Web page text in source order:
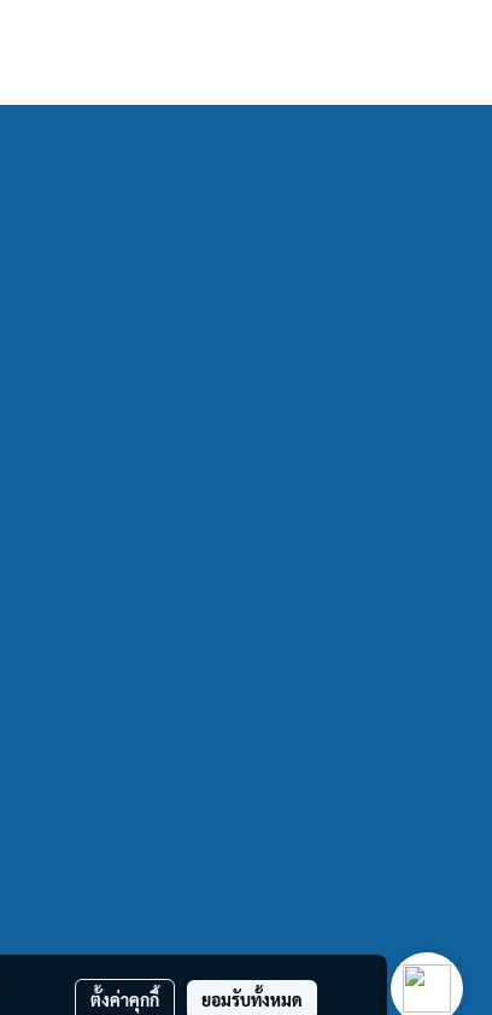
ตั้งค่าคุกกี้ ยอมรับทั้งหมด